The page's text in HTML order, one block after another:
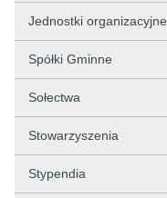
Jednostki
Spółki Gminne
Sołectwa
Stowarzyszenia
Stypendia